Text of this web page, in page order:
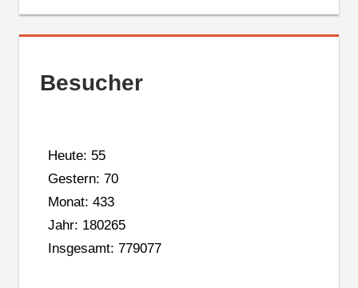
Besucher
Heute: 55
Gestern: 70
Monat: 433
Jahr: 180265
Insgesamt: 779077